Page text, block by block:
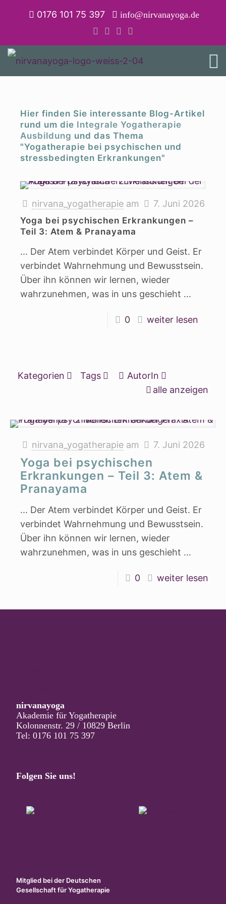
0176 101 75 397 info@nirvanayoga.de
Hier finden Sie interessante Blog-Artikel
rund um die Integrale Yogatherapie
Ausbildung und das Thema
"Yogatherapie bei psychischen und
stressbedingten Erkrankungen"
nirvana_yogatherapie am 7. Juni 2026
Yoga bei psychischen Erkrankungen –
Teil 3: Atem & Pranayama
... Der Atem verbindet Körper und Geist. Er
verbindet Wahrnehmung und Bewusstsein.
Über ihn können wir lernen, wieder
wahrzunehmen, was in uns geschieht ...
0 weiter lesen
Kategorien Tags
AutorIn
alle anzeigen
nirvana_yogatherapie am 7. Juni 2026
Yoga bei psychischen
Erkrankungen – Teil 3: Atem &
Pranayama
... Der Atem verbindet Körper und Geist. Er
verbindet Wahrnehmung und Bewusstsein.
Über ihn können wir lernen, wieder
wahrzunehmen, was in uns geschieht ...
0 weiter lesen
nirvanayoga
Akademie für Yogatherapie
Kolonnenstr. 29 / 10829 Berlin
Tel: 0176 101 75 397
Folgen Sie uns!
Mitglied bei der Deutschen
Gesellschaft für Yogatherapie